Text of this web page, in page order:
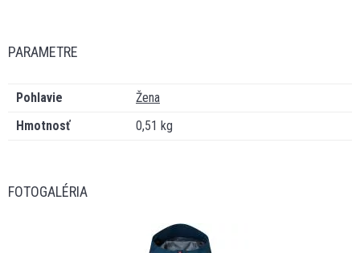
PARAMETRE
Pohlavie
Žena
Hmotnosť
0,51 kg
FOTOGALÉRIA